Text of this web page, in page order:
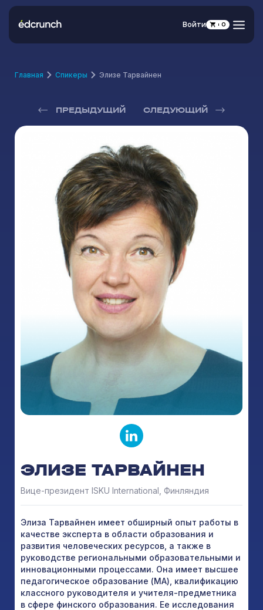
Войти 0
Главная Спикеры Элизе Тарвайнен
ПРЕДЫДУЩИЙ СЛЕДУЮЩИЙ
ЭЛИЗЕ ТАРВАЙНЕН
Вице-президент ISKU International, Финляндия
Элиза Тарвайнен имеет обширный опыт работы в
качестве эксперта в области образования и
развития человеческих ресурсов, а также в
руководстве региональными образовательными и
инновационными процессами. Она имеет высшее
педагогическое образование (MA), квалификацию
классного руководителя и учителя-предметника
в сфере финского образования. Ее исследования